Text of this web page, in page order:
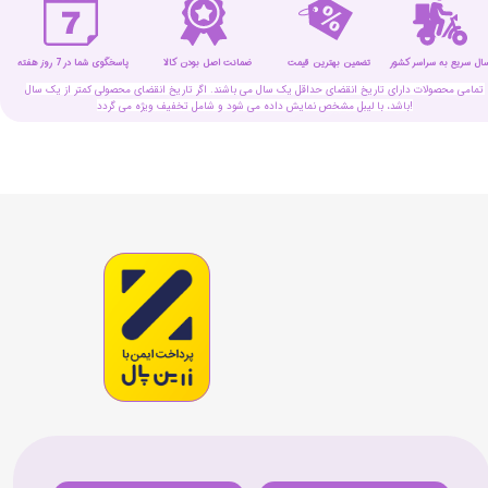
تمامی محصولات دارای تاریخ انقضای حداقل یک سال می باشند. اگر تاریخ انقضای محصولی کمتر از یک سال
باشد، با لیبل مشخص نمایش داده می شود و شامل تخفیف ویژه می گردد!
ضمانت اصل بودن کالا تضمین بهترین قیمت پاسخگوی شما در 7 روز هفته سریع به سراسر کشور